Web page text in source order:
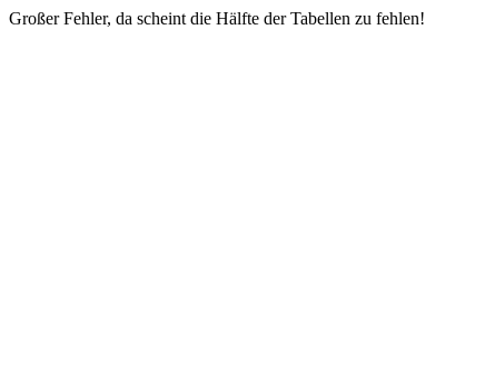
Großer Fehler, da scheint die Hälfte der Tabellen zu fehlen!